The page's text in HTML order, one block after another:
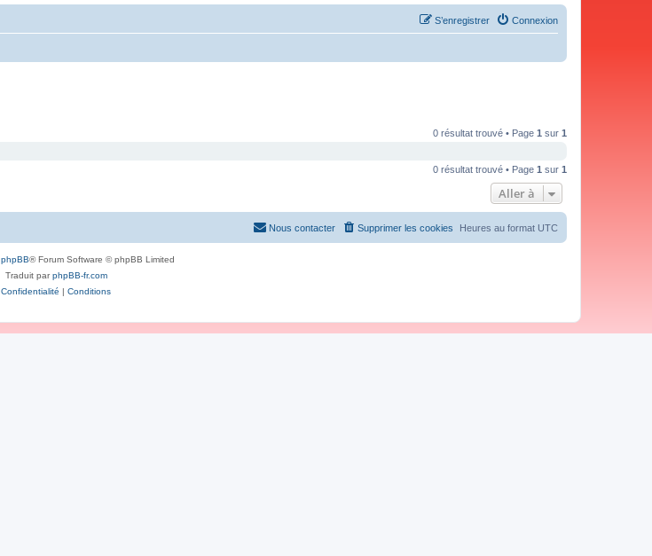
Connexion
S’enregistrer
0 résultat trouvé • Page 1 sur 1
0 résultat trouvé • Page 1 sur 1
Aller à
Heures au format UTC
Supprimer les cookies
Nous contacter
phpBB® Forum Software © phpBB Limited
Traduit parphpBB-fr.com
Confidentialité | Conditions